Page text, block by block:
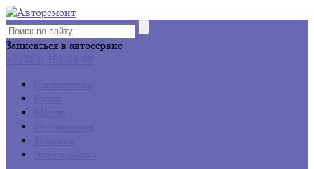
Записаться в автосервис